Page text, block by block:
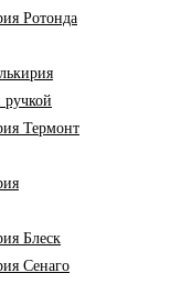
Ротонда
ручкой
Термонт
Блеск
Сенаго